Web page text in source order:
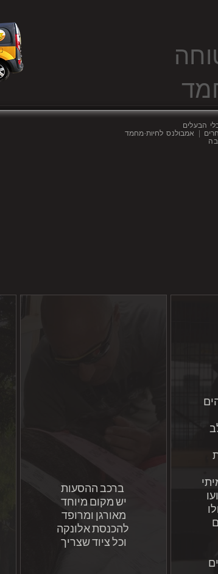
הבעלים
| אמבולנס לחיות-מחמד
יש מקום מיוחד
מאורגן ומרופד
וכל ציוד שצריך